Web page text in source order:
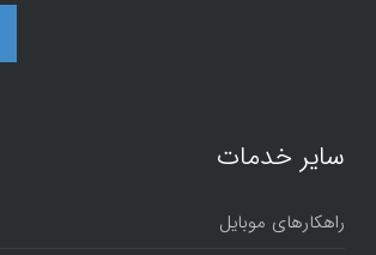
سایر خدمات
راهکارهای موبایل